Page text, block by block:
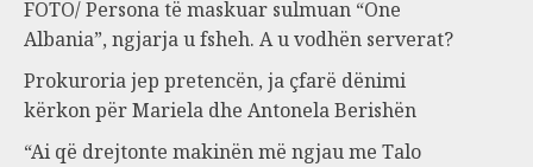
FOTO/ Persona të maskuar sulmuan “One
Albania”, ngjarja u fsheh. A u vodhën serverat?
Prokuroria jep pretencën, ja çfarë dënimi
kërkon për Mariela dhe Antonela Berishën
“Ai që drejtonte makinën më ngjau me Talo